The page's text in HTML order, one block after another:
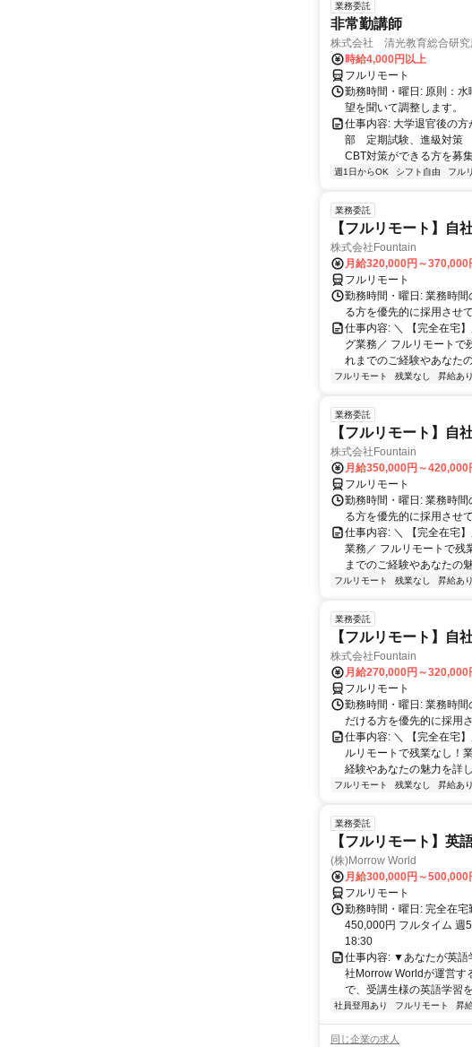
業務委託
非常勤講師
株式会社 清光教育総合研
時給4,000円以上
フルリモート
勤務時間・曜日: 原則：
望を聞いて調整します。
仕事内容: 大学退官後の
部 定期試験、進級対策
CBT対策ができる方を募
週1日からOK シフト自由 フル
業務委託
【フルリモート】自
株式会社Fountain
月給320,000円～370,000
フルリモート
勤務時間・曜日: 業務時
る方を優先的に採用させ
仕事内容: ＼ 【完全在宅
グ業務／ フルリモートで
れまでのご経験やあなた
フルリモート 残業なし 昇給あり
業務委託
【フルリモート】自
株式会社Fountain
月給350,000円～420,000
フルリモート
勤務時間・曜日: 業務時
る方を優先的に採用させ
仕事内容: ＼ 【完全在宅
業務／ フルリモートで残
までのご経験やあなたの
フルリモート 残業なし 昇給あり
業務委託
【フルリモート】自
株式会社Fountain
月給270,000円～320,000
フルリモート
勤務時間・曜日: 業務時
だける方を優先的に採用
仕事内容: ＼ 【完全在宅
ルリモートで残業なし！
経験やあなたの魅力を詳
フルリモート 残業なし 昇給あり
業務委託
【フルリモート】英
(株)Morrow World
月給300,000円～500,000
フルリモート
勤務時間・曜日: 完全在
450,000円 フルタイム 週
18:30
仕事内容: ▼あなたが英語
社Morrow Worldが運営す
で、受講生様の英語学習
社員登用あり フルリモート 昇
同じ企業の求人